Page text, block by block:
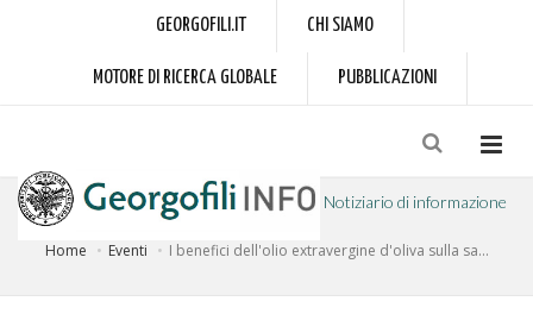
GEORGOFILI.IT CHI SIAMO
MOTORE DI RICERCA GLOBALE PUBBLICAZIONI
Notiziario di informazione
Home Eventi I benefici dell'olio extravergine d'oliva sulla sa...